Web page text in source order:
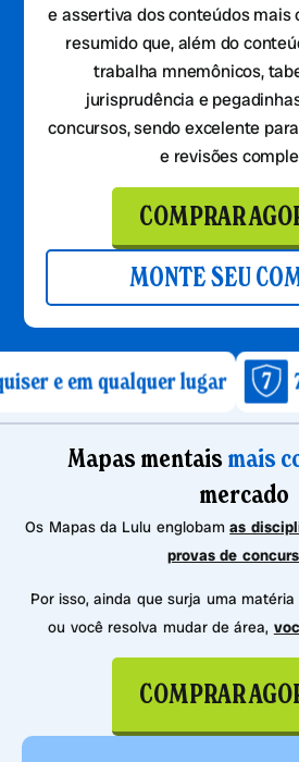
e assertiva dos conteúdos mais
resumido que, além do
trabalha mnemônicos,
jurisprudência e
concursos, sendo excelente
e revisões
COMPRAR
MONTE SEU
lugar 7 dias de
Mapas mentaismais
mercado
Os Mapas da Lulu englobamas
provas de
Por isso, ainda que surja uma
ou você resolva mudar de área,
COMPRAR